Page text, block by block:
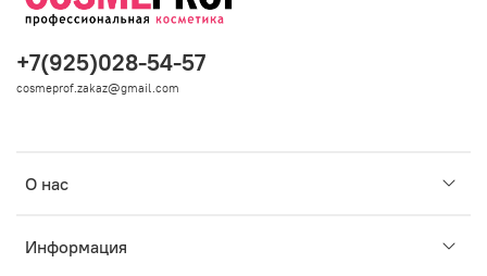
О нас
Информация
+7(925)028-54-57
cosmeprof.zakaz@gmail.com